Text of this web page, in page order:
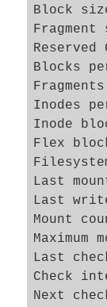
Block
Blocks
Inodes
Inode
Flex
Last
Last
Mount
Last
Check
Next